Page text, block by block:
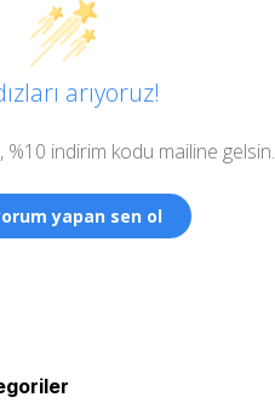
arıyoruz!
indirim kodu mailine gelsin.
yapan sen ol